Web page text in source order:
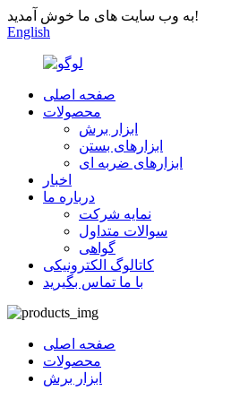
به وب سایت های ما خوش آمدید!
English
صفحه اصلی
محصولات
ابزار برش
ابزارهای بستن
ابزارهای ضربه ای
اخبار
درباره ما
نمایه شرکت
سوالات متداول
گواهی
کاتالوگ الکترونیکی
با ما تماس بگیرید
صفحه اصلی
محصولات
ابزار برش